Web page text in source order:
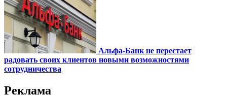
Альфа-Банк не перестает
радовать своих клиентов новыми возможностями
сотрудничества
Реклама